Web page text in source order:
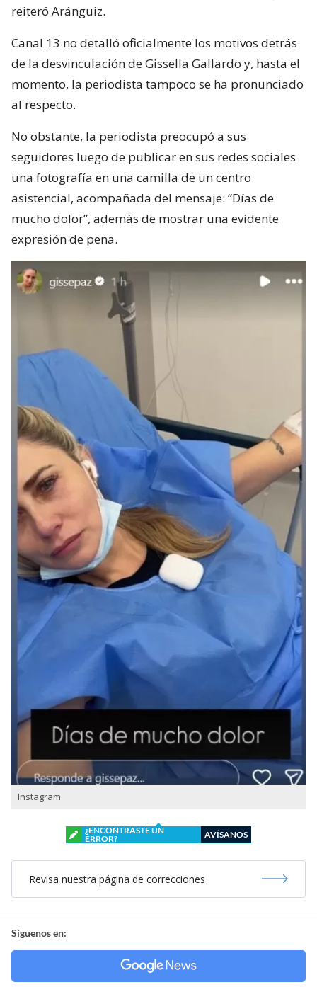
reiteró Aránguiz.
Canal 13 no detalló oficialmente los motivos detrás
de la desvinculación de Gissella Gallardo y, hasta el
momento, la periodista tampoco se ha pronunciado
al respecto.
No obstante, la periodista preocupó a sus
seguidores luego de publicar en sus redes sociales
una fotografía en una camilla de un centro
asistencial, acompañada del mensaje: “Días de
mucho dolor”, además de mostrar una evidente
expresión de pena.
Instagram
¿ENCONTRASTE UN
ERROR?
AVÍSANOS
Revisa nuestra página de correcciones
Síguenos en: